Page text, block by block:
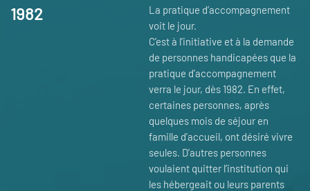
1982
La pratique d’accompagnement
voit le jour.
C’est à l’initiative et à la demande
de personnes handicapées que la
pratique d’accompagnement
verra le jour, dès 1982. En effet,
certaines personnes, après
quelques mois de séjour en
famille d’accueil, ont désiré vivre
seules. D’autres personnes
voulaient quitter l’institution qui
les hébergeait ou leurs parents